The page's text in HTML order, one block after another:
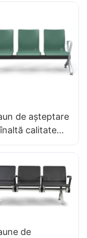
de așteptare
calitate
din aluminiu
Producător
de